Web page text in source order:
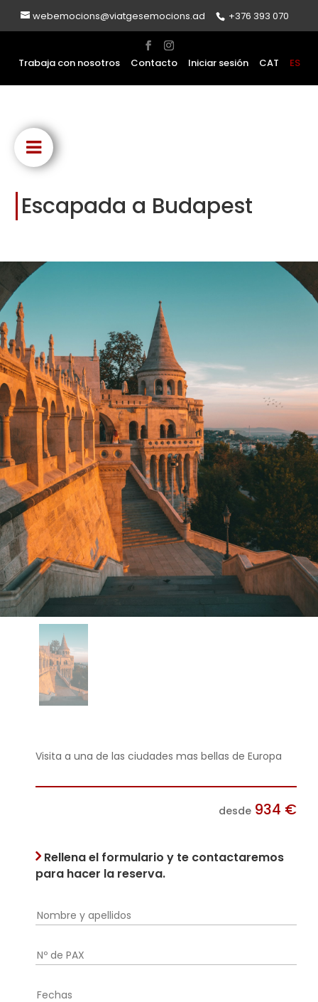
webemocions@viatgesemocions.ad +376 393 070
Trabaja con nosotros Contacto Iniciar sesión CAT ES
Escapada a Budapest
Visita a una de las ciudades mas bellas de Europa
desde 934 €
Rellena el formulario y te contactaremos
para hacer la reserva.